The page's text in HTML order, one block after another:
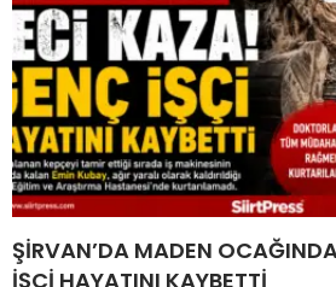
ŞİRVAN’DA MADEN
İŞÇİ HAYATINI KAYBETTİ